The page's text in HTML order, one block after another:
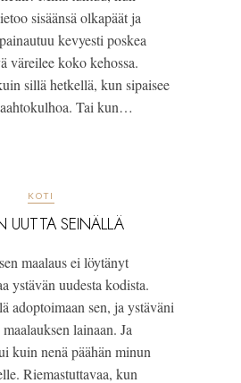
sisäänsä olkapäät ja
kevyesti poskea
väreilee koko kehossa.
sillä hetkellä, kun sipaisee
Tai kun…
KOTI
UUTTA SEINÄLLÄ
maalaus ei löytänyt
ystävän uudesta kodista.
adoptoimaan sen, ja ystäväni
lainaan. Ja
kuin nenä päähän minun
Riemastuttavaa, kun